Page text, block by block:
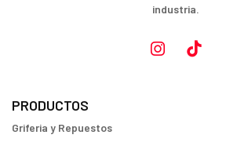
industria.
PRODUCTOS
Griferia y Repuestos